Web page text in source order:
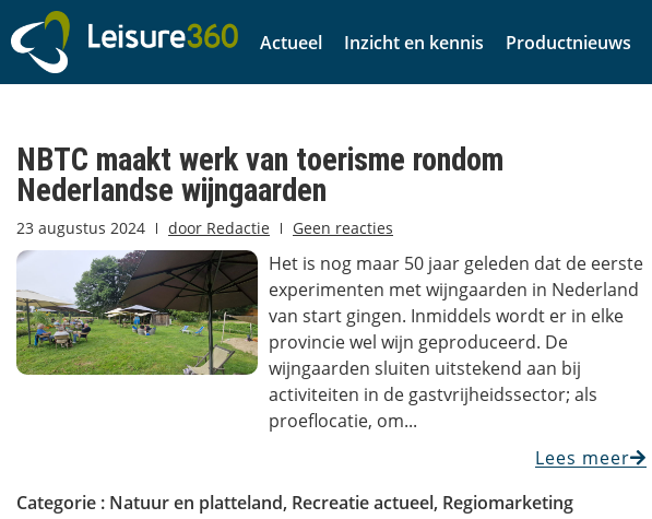
Actueel Inzicht en kennis Productnieuws
NBTC maakt werk van toerisme rondom
Nederlandse wijngaarden
23 augustus 2024 door Redactie Geen reacties
Het is nog maar 50 jaar geleden dat de eerste
experimenten met wijngaarden in Nederland
van start gingen. Inmiddels wordt er in elke
provincie wel wijn geproduceerd. De
wijngaarden sluiten uitstekend aan bij
activiteiten in de gastvrijheidssector; als
proeflocatie, om...
Lees meer
Categorie : Natuur en platteland, Recreatie actueel, Regiomarketing